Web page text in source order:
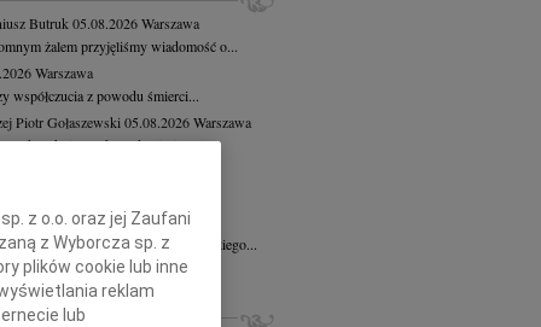
Butruk 05.08.2026Warszawa
żalem przyjęliśmy wiadomość o...
Warszawa
współczucia z powodu śmierci...
Piotr Gołaszewski 05.08.2026Warszawa
nauk technicznych Andrzej Piotr...
Warszawa
Kotłowskiemu wyrazy głębokiego...
NEKROLOGI, KONDOLENCJE
z o.o. oraz jej Zaufani
z Wyborcza sp. z
plików cookie lub inne
reklam
lub